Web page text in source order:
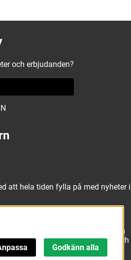
och erbjudanden?
att hela tiden fylla på med nyheter i
från välkända märken som
maximal rörelsefrihet, både på och
Godkänn alla